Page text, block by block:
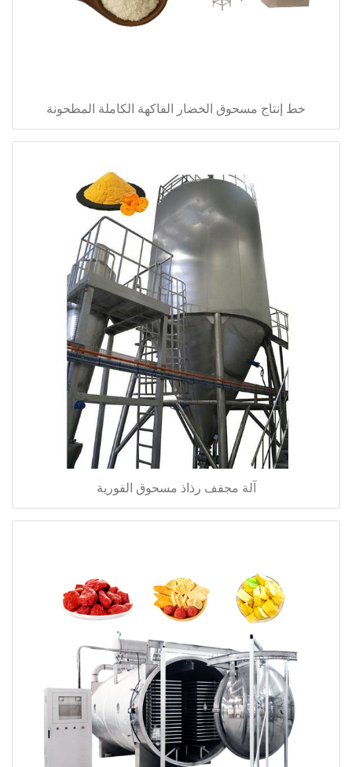
خط إنتاج مسحوق الخضار الفاكهة الكاملة المطحونة
آلة مجفف رذاذ مسحوق الفورية